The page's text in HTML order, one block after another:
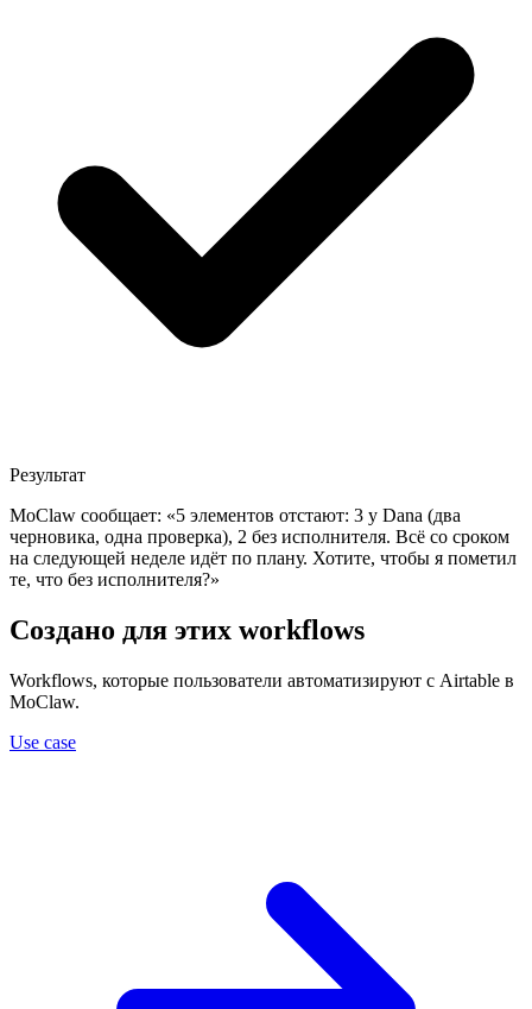
Результат
MoClaw сообщает: «5 элементов отстают: 3 у Dana (два
черновика, одна проверка), 2 без исполнителя. Всё со сроком
на следующей неделе идёт по плану. Хотите, чтобы я пометил
те, что без исполнителя?»
Создано для этих workflows
Workflows, которые пользователи автоматизируют с Airtable в
MoClaw.
Use case